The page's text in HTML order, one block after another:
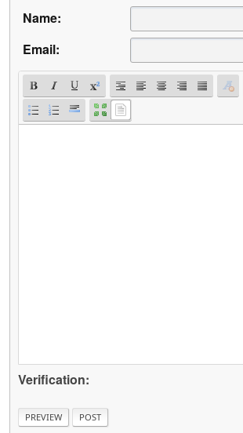
Name:
Email:
Verification: